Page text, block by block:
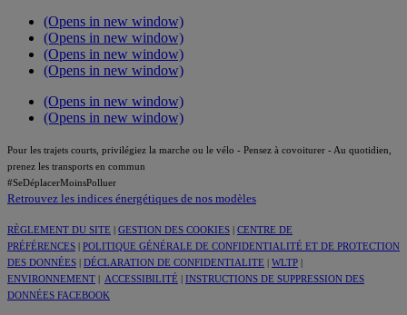
(Opens in new window)
(Opens in new window)
(Opens in new window)
(Opens in new window)
(Opens in new window)
(Opens in new window)
Pour les trajets courts, privilégiez la marche ou le vélo - Pensez à covoiturer - Au quotidien,
prenez les transports en commun
#SeDéplacerMoinsPolluer
Retrouvez les indices énergétiques de nos modèles
RÈGLEMENT DU SITE GESTION DES COOKIES
CENTRE DE
PRÉFÉRENCES
POLITIQUE GÉNÉRALE DE CONFIDENTIALITÉ ET DE PROTECTION
DES DONNÉES
DÉCLARATION DE CONFIDENTIALITE WLTP
ENVIRONNEMENT
ACCESSIBILITÉ
INSTRUCTIONS DE SUPPRESSION DES
DONNÉES FACEBOOK